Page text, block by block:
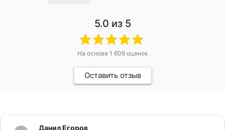
5.0 из 5
На основе 1 609 оценок
Оставить отзыв
Данил Егоров